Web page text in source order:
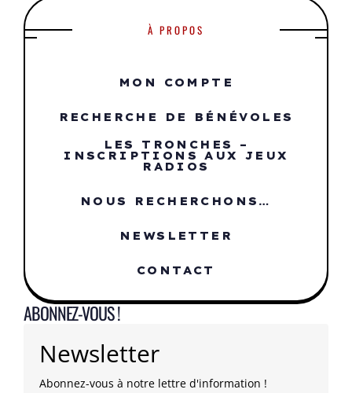
À PROPOS
MON COMPTE
RECHERCHE DE BÉNÉVOLES
LES TRONCHES –
INSCRIPTIONS AUX JEUX
RADIOS
NOUS RECHERCHONS…
NEWSLETTER
CONTACT
ABONNEZ-VOUS !
Newsletter
Abonnez-vous à notre lettre d'information !